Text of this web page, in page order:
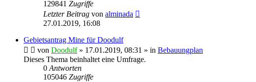
129841 Zugriffe
Letzter Beitrag von alminada
27.01.2019, 16:08
Gebietsantrag Mine für Doodulf
von Doodulf» 17.01.2019, 08:31 » in Bebauungplan
Dieses Thema beinhaltet eine Umfrage.
0 Antworten
105046 Zugriffe